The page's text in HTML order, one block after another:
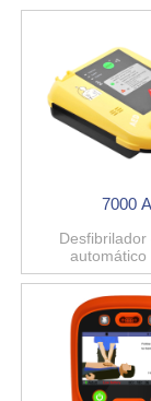
7000
Desfibrilador
automático